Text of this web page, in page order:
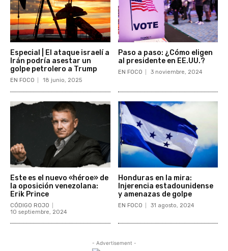
Especial | El ataque israelí a
Irán podría asestar un
golpe petrolero a Trump
EN FOCO 18 junio, 2025
Paso a paso: ¿Cómo eligen
al presidente en EE.UU.?
EN FOCO 3 noviembre, 2024
Este es el nuevo «héroe» de
la oposición venezolana:
Erik Prince
CÓDIGO ROJO
10 septiembre, 2024
Honduras en la mira:
Injerencia estadounidense
y amenazas de golpe
EN FOCO 31 agosto, 2024
- Advertisement -